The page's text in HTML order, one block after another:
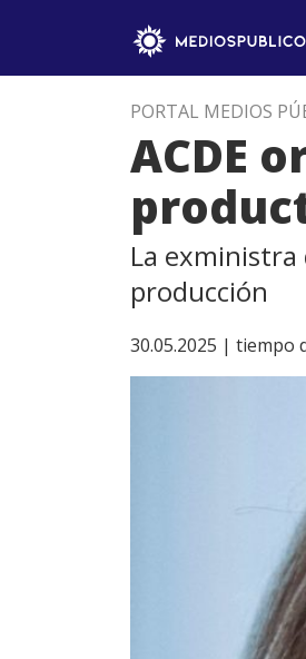
PORTAL MEDIOS
ACDE
La exministra
producción
30.05.2025 | tiempo